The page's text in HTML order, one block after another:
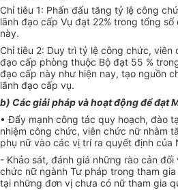
Chỉ tiêu 1: Phấn đấu tăng tỷ lệ công
lãnh đạo cấp Vụ đạt 22% trong tổng
này.
Chỉ tiêu 2: Duy trì tỷ lệ công chức,
đạo cấp phòng thuộc Bộ đạt 55 %
đạo cấp này như hiện nay, tạo nguồn
lãnh đạo cấp vụ.
b) Các giải pháp và hoạt động đểđạt
• Đẩy mạnh công tác quy hoạch, đào
nhiệm công chức, viên chức nữ nhằm
phụ nữ vào các vị trí ra quyết định của
- Khảo sát, đánh giá những rào cản
chức nữ ngành Tư pháp trong tham
tại những đơn vị chưa có nữ tham gia